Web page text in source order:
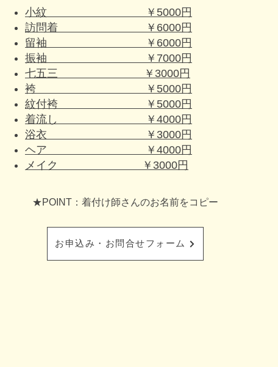
小紋 ￥5000円
訪問着 ￥6000円
留袖 ￥6000円
振袖 ￥7000円
七五三 ￥3000円
袴 ￥5000円
紋付袴 ￥5000円
着流し ￥4000円
浴衣 ￥3000円
ヘア ￥4000円
メイク ￥3000円
★POINT：着付け師さんのお名前をコピー
お申込み・お問合せフォーム